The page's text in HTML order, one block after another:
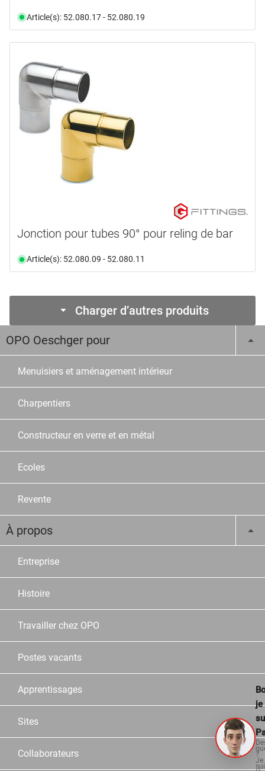
Article(s): 52.080.17 - 52.080.19
Jonction pour tubes 90° pour reling de bar
Article(s): 52.080.09 - 52.080.11
Charger d’autres produits
OPO Oeschger pour
Menuisiers et aménagement intérieur
Charpentiers
Constructeur en verre et en métal
Ecoles
Revente
À propos
Entreprise
Histoire
Travailler chez OPO
Postes vacants
Apprentissages
Sites
Collaborateurs
je
?
Je